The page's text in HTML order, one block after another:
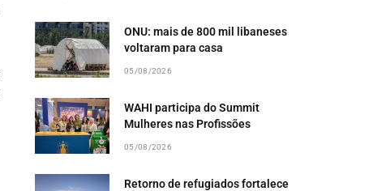
ONU: mais de 800 mil libaneses
voltaram para casa
05/08/2026
WAHI participa do Summit
Mulheres nas Profissões
05/08/2026
Retorno de refugiados fortalece